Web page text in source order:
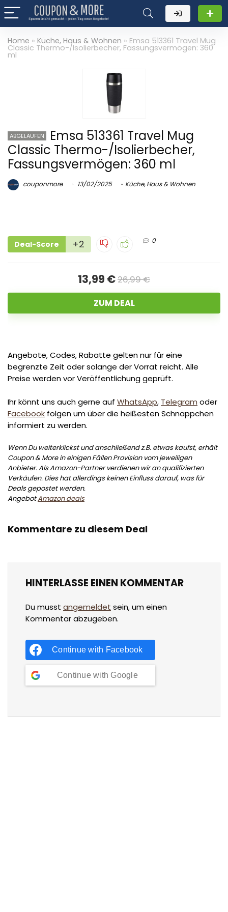
Home » Küche, Haus & Wohnen » Emsa 513361 Travel Mug
Classic Thermo-/Isolierbecher, Fassungsvermögen: 360
ml
ABGELAUFEN
Emsa 513361 Travel Mug
Classic Thermo-/Isolierbecher,
Fassungsvermögen: 360 ml
couponmore 13/02/2025 Küche, Haus & Wohnen
Deal-Score +2 0
13,99 €26,99 €
ZUM DEAL
Angebote, Codes, Rabatte gelten nur für eine
begrenzte Zeit oder solange der Vorrat reicht. Alle
Preise werden vor Veröffentlichung geprüft.
Ihr könnt uns auch gerne auf WhatsApp, Telegram oder
Facebook folgen um über die heißesten Schnäppchen
informiert zu werden.
Wenn Du weiterklickst und anschließend z.B. etwas kaufst, erhält
Coupon & More in einigen Fällen Provision vom jeweiligen
Anbieter. Als Amazon-Partner verdienen wir an qualifizierten
Verkäufen. Dies hat allerdings keinen Einfluss darauf, was für
Deals gepostet werden.
AngebotAmazon deals
Kommentare zu diesem Deal
HINTERLASSE EINEN KOMMENTAR
Du musst angemeldet sein, um einen
Kommentar abzugeben.
Continue with Facebook
Continue with Google